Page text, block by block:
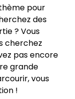
pour
des
? Vous
cherchez
pas encore
grande
vous
!